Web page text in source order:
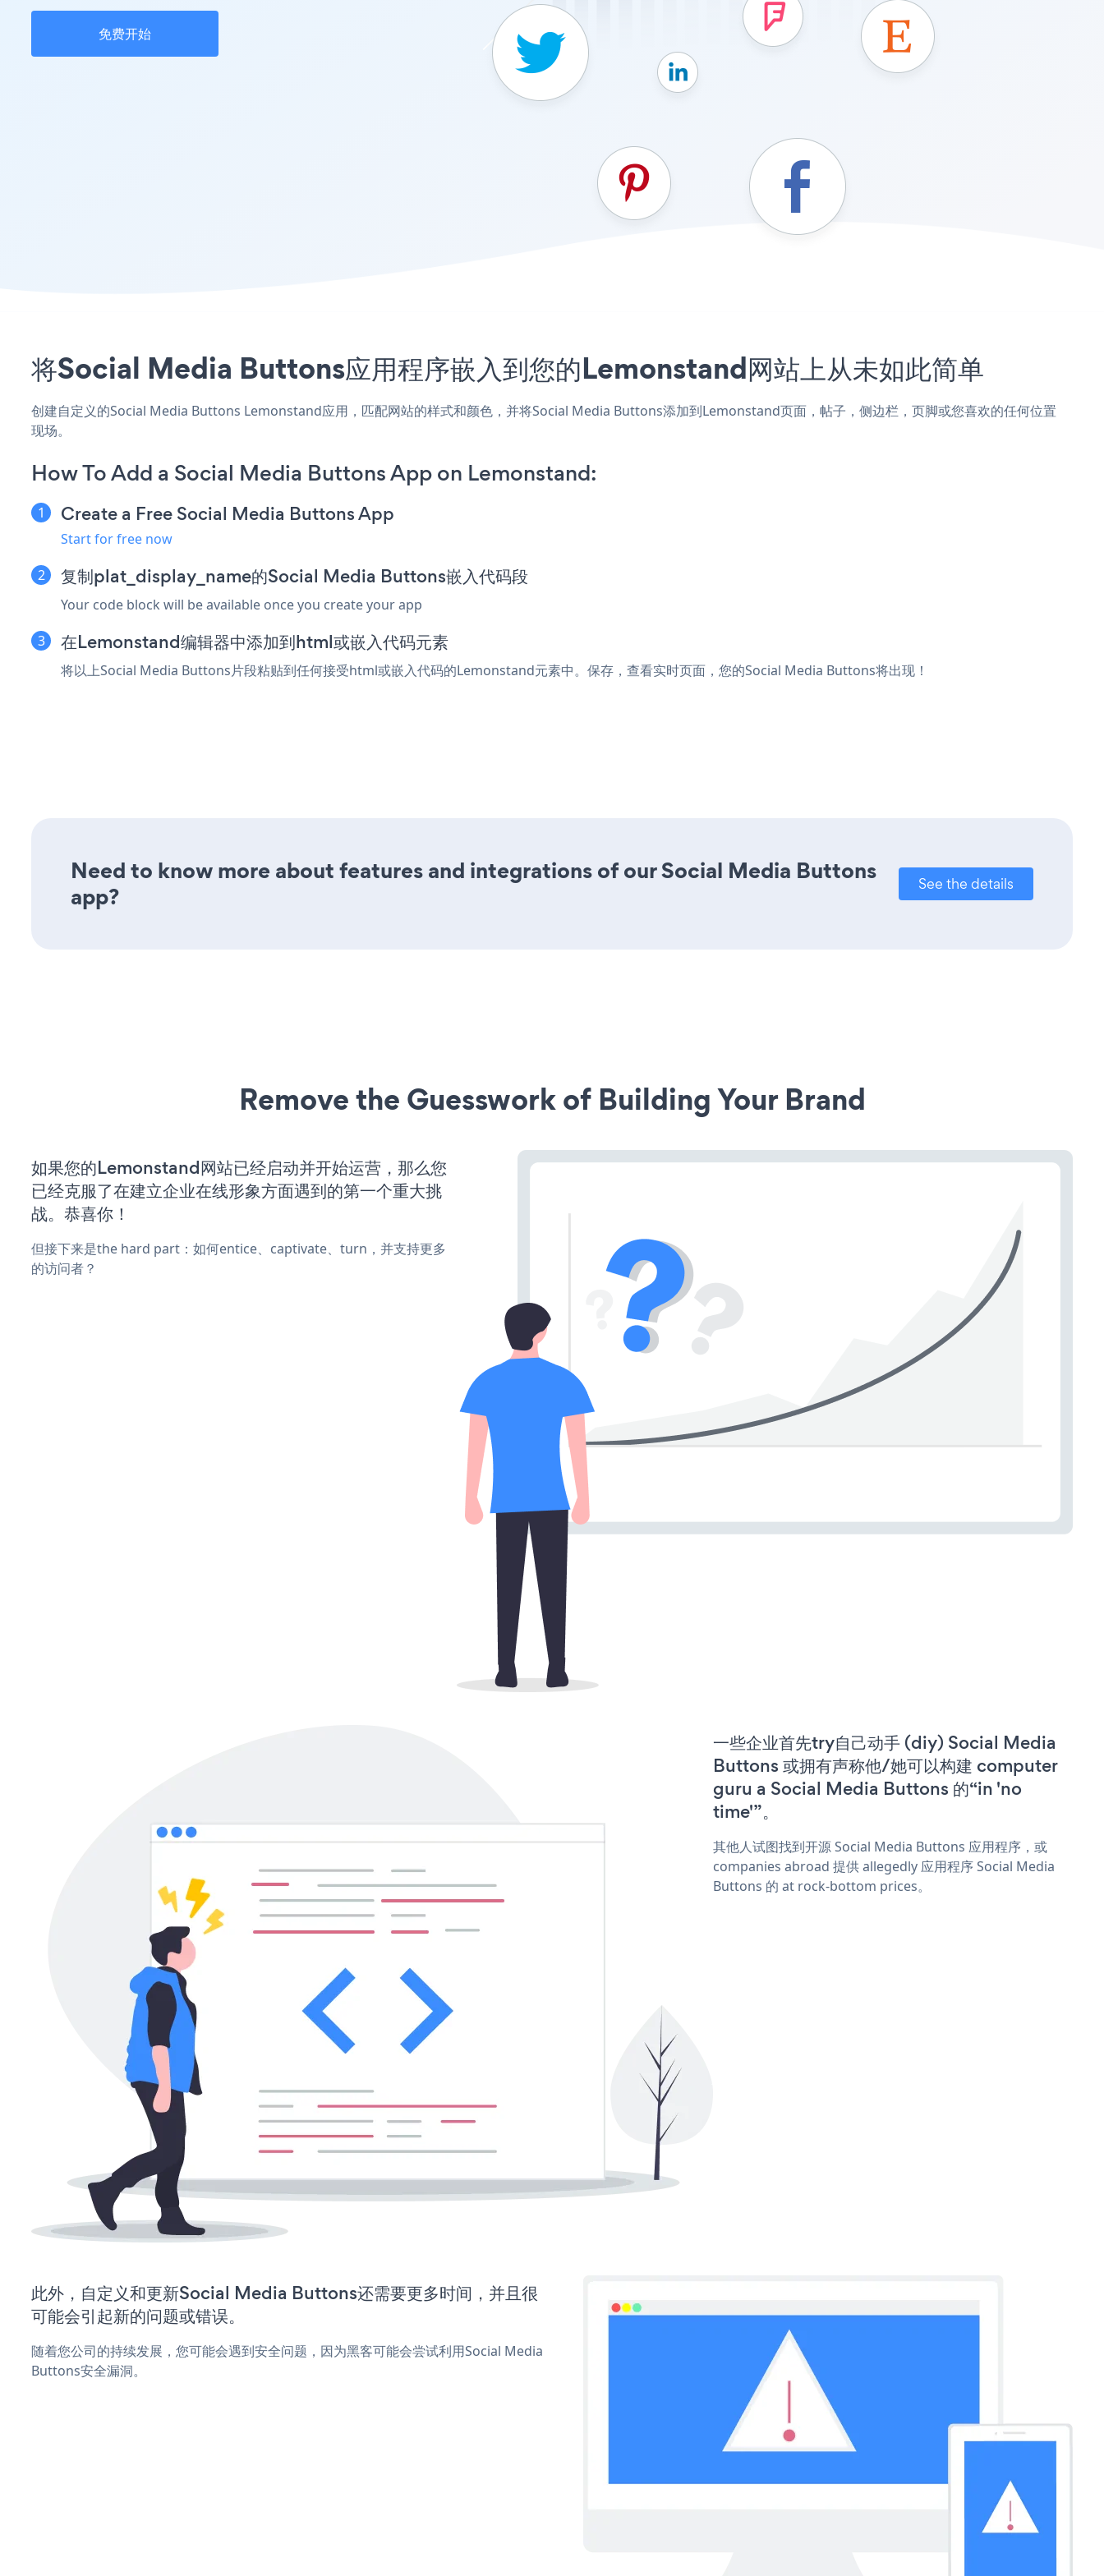
免费开始
将Social Media Buttons应用程序嵌入到您的Lemonstand网站上从未如此简单
创建自定义的Social Media Buttons Lemonstand应用，匹配网站的样式和颜色，并将Social Media Buttons添加到Lemonstand页面，帖子，侧边栏，页脚或您喜欢的任何位置
现场。
How To Add a Social Media Buttons App on Lemonstand:
Create a Free Social Media Buttons App
Start for free now
复制plat_display_name的Social Media Buttons嵌入代码段
Your code block will be available once you create your app
在Lemonstand编辑器中添加到html或嵌入代码元素
将以上Social Media Buttons片段粘贴到任何接受html或嵌入代码的Lemonstand元素中。保存，查看实时页面，您的Social Media Buttons将出现！
Need to know more about features and integrations of our Social Media Buttons
app?
See the details
Remove the Guesswork of Building Your Brand
如果您的Lemonstand网站已经启动并开始运营，那么您
已经克服了在建立企业在线形象方面遇到的第一个重大挑
战。恭喜你！
但接下来是the hard part：如何entice、captivate、turn，并支持更多
的访问者？
一些企业首先try自己动手 (diy) Social Media
Buttons 或拥有声称他/她可以构建 computer
guru a Social Media Buttons 的“in 'no
time'”。
其他人试图找到开源 Social Media Buttons 应用程序，或
companies abroad 提供 allegedly 应用程序 Social Media
Buttons 的 at rock-bottom prices。
此外，自定义和更新Social Media Buttons还需要更多时间，并且很
可能会引起新的问题或错误。
随着您公司的持续发展，您可能会遇到安全问题，因为黑客可能会尝试利用Social Media
Buttons安全漏洞。